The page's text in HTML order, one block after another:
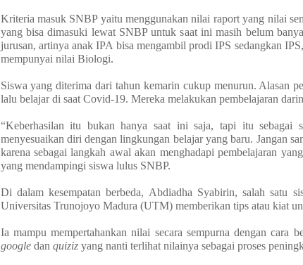
Kriteria masuk SNBP yaitu menggunakan nilai raport yang nilai
yang bisa dimasuki lewat SNBP untuk saat ini masih belum
jurusan, artinya anak IPA bisa mengambil prodi IPS sedangkan
mempunyai nilai Biologi.
Siswa yang diterima dari tahun kemarin cukup menurun. Alasan
lalu belajar di saat Covid-19. Mereka melakukan pembelajaran
“Keberhasilan itu bukan hanya saat ini saja, tapi itu sebagai
menyesuaikan diri dengan lingkungan belajar yang baru. Jangan
karena sebagai langkah awal akan menghadapi pembelajaran
yang mendampingi siswa lulus SNBP.
Di dalam kesempatan berbeda, Abdiadha Syabirin, salah
Universitas Trunojoyo Madura (UTM) memberikan tips atau kiat
Ia mampu mempertahankan nilai secara sempurna dengan cara
google dan quiziz yang nanti terlihat nilainya sebagai proses